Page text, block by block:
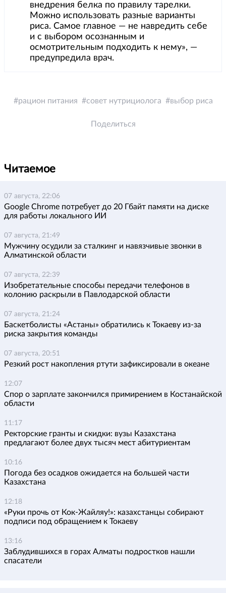
внедрения белка по правилу тарелки.
Можно использовать разные варианты
риса. Самое главное — не навредить себе
и с выбором осознанным и
осмотрительным подходить к нему», —
предупредила врач.
рацион питания совет нутрициолога выбор риса
Поделиться
Читаемое
07 августа, 22:06
Google Chrome потребует до 20 Гбайт памяти на диске
для работы локального ИИ
07 августа, 21:49
Мужчину осудили за сталкинг и навязчивые звонки в
Алматинской области
07 августа, 22:39
Изобретательные способы передачи телефонов в
колонию раскрыли в Павлодарской области
07 августа, 21:24
Баскетболисты «Астаны» обратились к Токаеву из-за
риска закрытия команды
07 августа, 20:51
Резкий рост накопления ртути зафиксировали в океане
12:07
Спор о зарплате закончился примирением в Костанайской
области
11:17
Ректорские гранты и скидки: вузы Казахстана
предлагают более двух тысяч мест абитуриентам
10:16
Погода без осадков ожидается на большей части
Казахстана
12:18
«Руки прочь от Кок-Жайляу!»: казахстанцы собирают
подписи под обращением к Токаеву
13:16
Заблудившихся в горах Алматы подростков нашли
спасатели